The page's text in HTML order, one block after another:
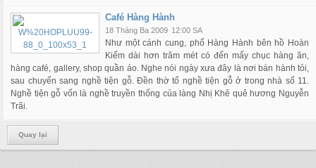
Café Hàng Hành
18 Tháng Ba 2009 12:00 SA
Như một cánh cung, phố Hàng Hành bên hồ Hoàn
Kiếm dài hơn trăm mét có đến mấy chục hàng ăn,
hàng café, gallery, shop quần áo. Nghe nói ngày xưa đây là nơi bán hành tỏi,
sau chuyển sang nghề tiện gỗ. Đền thờ tổ nghề tiện gỗ ở trong nhà số 11.
Nghề tiện gỗ vốn là nghề truyền thống của làng Nhị Khê quê hương Nguyễn
Trãi.
Quay lại